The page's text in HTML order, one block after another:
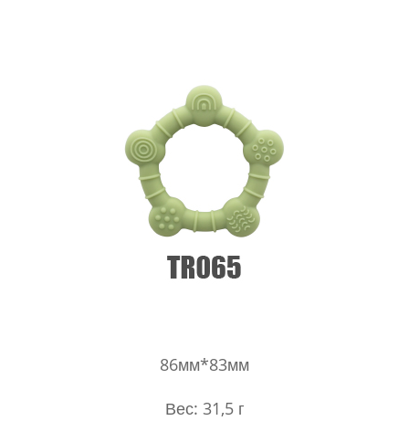
86мм*83мм
Вес: 31,5 г